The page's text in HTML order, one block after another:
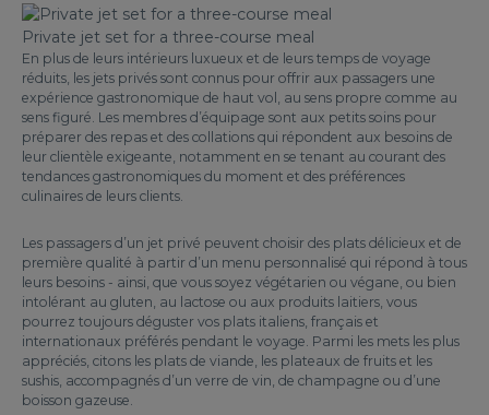
Private jet set for a three-course meal
En plus de leurs intérieurs luxueux et de leurs temps de voyage
réduits, les jets privés sont connus pour offrir aux passagers une
expérience gastronomique de haut vol, au sens propre comme au
sens figuré. Les membres d’équipage sont aux petits soins pour
préparer des repas et des collations qui répondent aux besoins de
leur clientèle exigeante, notamment en se tenant au courant des
tendances gastronomiques du moment et des préférences
culinaires de leurs clients.
Les passagers d’un jet privé peuvent choisir des plats délicieux et de
première qualité à partir d’un menu personnalisé qui répond à tous
leurs besoins - ainsi, que vous soyez végétarien ou végane, ou bien
intolérant au gluten, au lactose ou aux produits laitiers, vous
pourrez toujours déguster vos plats italiens, français et
internationaux préférés pendant le voyage. Parmi les mets les plus
appréciés, citons les plats de viande, les plateaux de fruits et les
sushis, accompagnés d’un verre de vin, de champagne ou d’une
boisson gazeuse.